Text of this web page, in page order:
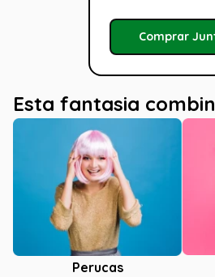
Comprar
Esta fantasia
Perucas